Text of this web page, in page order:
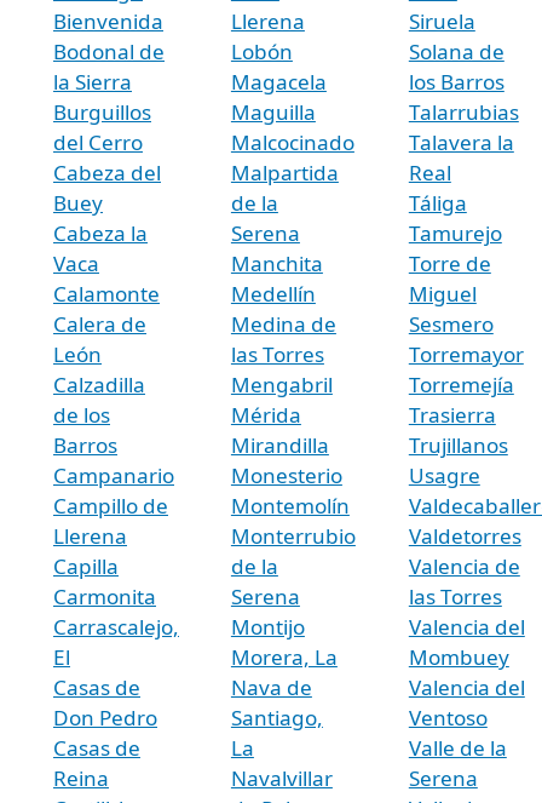
Bienvenida
Bodonal de
la Sierra
Burguillos
del Cerro
Cabeza del
Buey
Cabeza la
Vaca
Calamonte
Calera de
León
Calzadilla
de los
Barros
Campanario
Campillo de
Llerena
Capilla
Carmonita
Carrascalejo,
El
Casas de
Don Pedro
Casas de
Reina
Llerena
Lobón
Magacela
Maguilla
Malcocinado
Malpartida
de la
Serena
Manchita
Medellín
Medina de
las Torres
Mengabril
Mérida
Mirandilla
Monesterio
Montemolín
Monterrubio
de la
Serena
Montijo
Morera, La
Nava de
Santiago,
La
Navalvillar
Siruela
Solana de
los Barros
Talarrubias
Talavera la
Real
Táliga
Tamurejo
Torre de
Miguel
Sesmero
Torremayor
Torremejía
Trasierra
Trujillanos
Usagre
Valdetorres
Valencia de
las Torres
Valencia del
Mombuey
Valencia del
Ventoso
Valle de la
Serena